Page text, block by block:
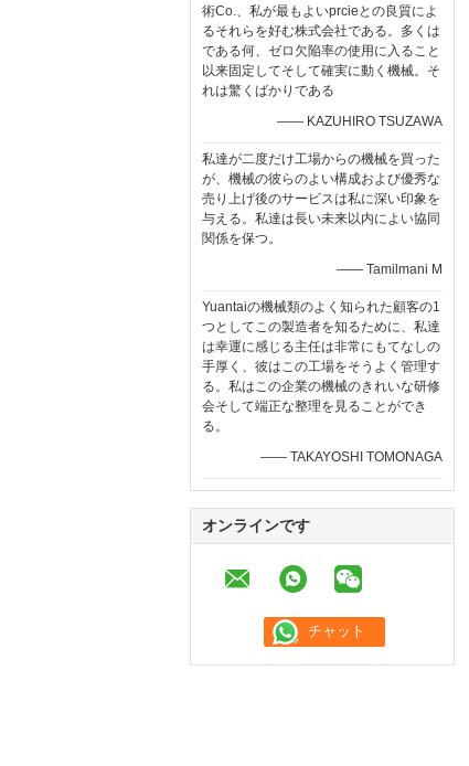
術Co.、私が最もよいprcieとの良質によ
るそれらを好む株式会社である。多くは
である何、ゼロ欠陥率の使用に入ること
以来固定してそして確実に動く機械。そ
れは驚くばかりである
—— KAZUHIRO TSUZAWA
私達が二度だけ工場からの機械を買った
が、機械の彼らのよい構成および優秀な
売り上げ後のサービスは私に深い印象を
与える。私達は長い未来以内によい協同
関係を保つ。
—— Tamilmani M
Yuantaiの機械類のよく知られた顧客の1
つとしてこの製造者を知るために、私達
は幸運に感じる主任は非常にもてなしの
手厚く、彼はこの工場をそうよく管理す
る。私はこの企業の機械のきれいな研修
会そして端正な整理を見ることができ
る。
—— TAKAYOSHI TOMONAGA
オンラインです